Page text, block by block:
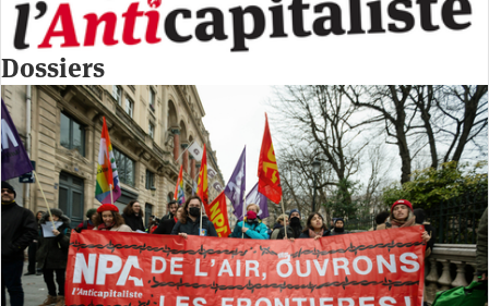
Dossiers